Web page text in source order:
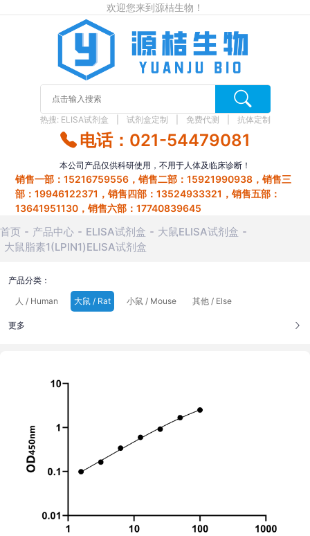
欢迎您来到源桔生物！
热搜: ELISA试剂盒 试剂盒定制 免费代测 抗体定制
电话：021-54479081
本公司产品仅供科研使用，不用于人体及临床诊断！
销售一部：15216759556，销售二部：15921990938，销售三
部：19946122371，销售四部：13524933321，销售五部：
13641951130，销售六部：17740839645
首页 产品中心 ELISA试剂盒
大鼠ELISA试剂盒
大鼠脂素1(LPIN1)ELISA试剂盒
产品分类：
人 / Human
大鼠 / Rat 小鼠 / Mouse 其他 / Else
更多